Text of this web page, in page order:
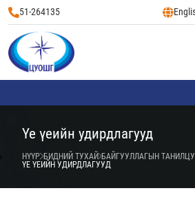
51-264135
Үе үеийн удирдлагууд
НҮҮР БИДНИЙ ТУХАЙ БАЙГУУЛЛАГЫН
ҮЕ ҮЕИЙН УДИРДЛАГУУД